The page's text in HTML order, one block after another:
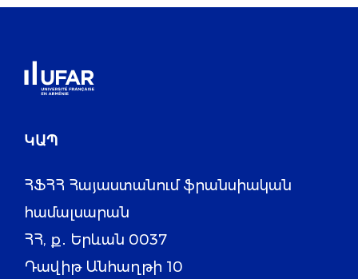
ԿԱՊ
ՀՖՀՀ Հայաստանում ֆրանսիական
համալսարան
ՀՀ, ք․ Երևան 0037
Դավիթ Անհաղթի 10